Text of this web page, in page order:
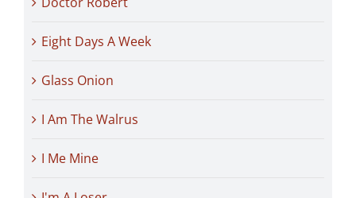
Eight Days A Week
Glass Onion
I Am The Walrus
I Me Mine